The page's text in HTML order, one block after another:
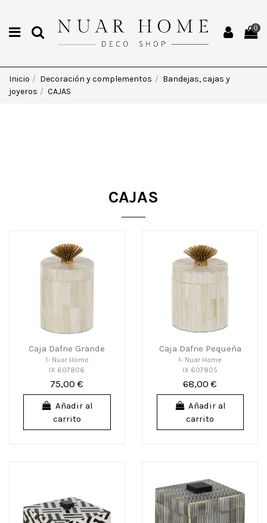
0
Inicio Decoración y complementos
Bandejas, cajas y
joyeros
CAJAS
CAJAS
Caja Dafne Grande
1- Nuar Home
IX 607806
75,00 €
Añadir al
carrito
Caja Dafne Pequeña
1- Nuar Home
IX 607805
68,00 €
Añadir al
carrito